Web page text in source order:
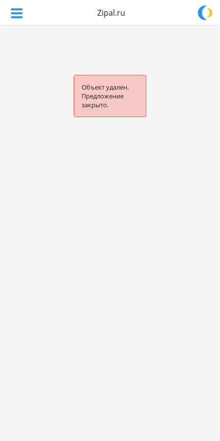
Zipal.ru
Объект удален.
Предложение
закрыто.